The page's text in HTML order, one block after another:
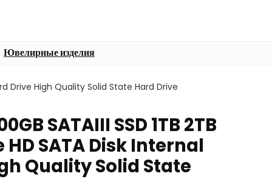
Ювелирные изделия
Drive High Quality Solid State Hard Drive
SATAIII SSD 1TB 2TB
HD SATA Disk Internal
Quality Solid State